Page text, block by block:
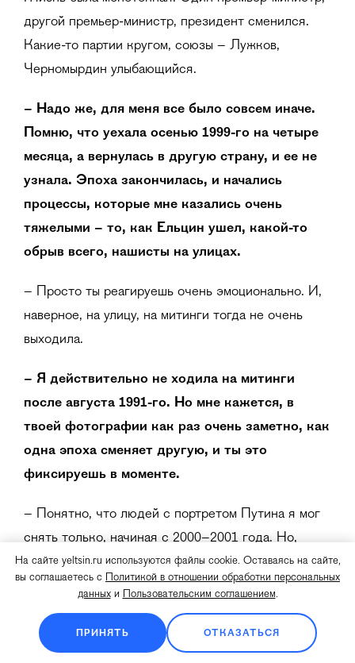
другой премьер-министр, президент сменился.
Какие-то партии кругом, союзы – Лужков,
Черномырдин улыбающийся.
– Надо же, для меня все было совсем иначе.
Помню, что уехала осенью 1999-го на четыре
месяца, а вернулась в другую страну, и ее не
узнала. Эпоха закончилась, и начались
процессы, которые мне казались очень
тяжелыми – то, как Ельцин ушел, какой-то
обрыв всего, нашисты на улицах.
– Просто ты реагируешь очень эмоционально. И,
наверное, на улицу, на митинги тогда не очень
выходила.
– Я действительно не ходила на митинги
после августа 1991-го. Но мне кажется, в
твоей фотографии как раз очень заметно, как
одна эпоха сменяет другую, и ты это
фиксируешь в моменте.
– Понятно, что людей с портретом Путина я мог
снять только, начиная с 2000–2001 года. Но,
например, я снял митинг коммунистов, который
охраняют казаки, и это 1995–1996 год. Сталин
появляется в те же годы. Колонна людей в
камуфляже – практически как те, кто поехал
воевать в Донецк или Луганск, а это 1998-й год.
На сайте yeltsin.ru используются файлы cookie. Оставаясь на сайте,
вы соглашаетесь с
Политикой в отношении обработки персональных
данных и Пользовательским соглашением.
ПРИНЯТЬ ОТКАЗАТЬСЯ